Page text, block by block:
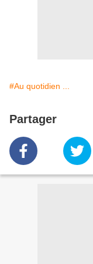
#Au quotidien ...
Partager